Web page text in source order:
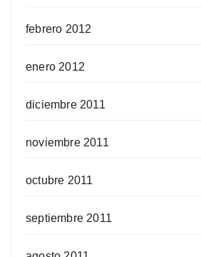
febrero 2012
enero 2012
diciembre 2011
noviembre 2011
octubre 2011
septiembre 2011